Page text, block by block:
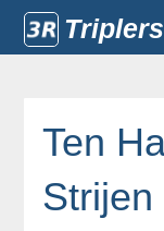
Ten